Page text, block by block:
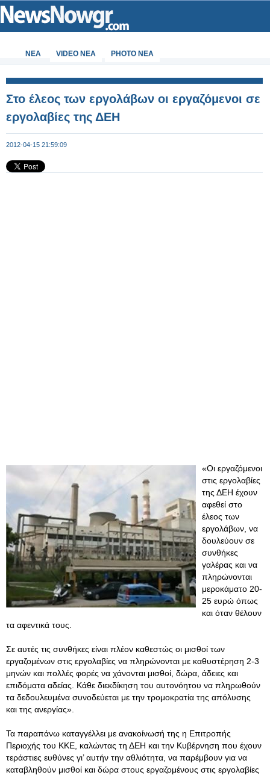
ΝΕΑ VIDEO NEA PHOTO NEA
Στο έλεος των εργολάβων οι εργαζόμενοι σε
εργολαβίες της ΔΕΗ
2012-04-15 21:59:09
«Οι εργαζόμενοι
στις εργολαβίες
της ΔΕΗ έχουν
αφεθεί στο
έλεος των
εργολάβων, να
δουλεύουν σε
συνθήκες
γαλέρας και να
πληρώνονται
μεροκάματο 20-
25 ευρώ όπως
και όταν θέλουν
τα αφεντικά τους.
Σε αυτές τις συνθήκες είναι πλέον καθεστώς οι μισθοί των
εργαζομένων στις εργολαβίες να πληρώνονται με καθυστέρηση 2-3
μηνών και πολλές φορές να χάνονται μισθοί, δώρα, άδειες και
επιδόματα αδείας. Κάθε διεκδίκηση του αυτονόητου να πληρωθούν
τα δεδουλευμένα συνοδεύεται με την τρομοκρατία της απόλυσης
και της ανεργίας».
Τα παραπάνω καταγγέλλει με ανακοίνωσή της η Επιτροπής
Περιοχής του ΚΚΕ, καλώντας τη ΔΕΗ και την Κυβέρνηση που έχουν
τεράστιες ευθύνες γι’ αυτήν την αθλιότητα, να παρέμβουν για να
καταβληθούν μισθοί και δώρα στους εργαζομένους στις εργολαβίες